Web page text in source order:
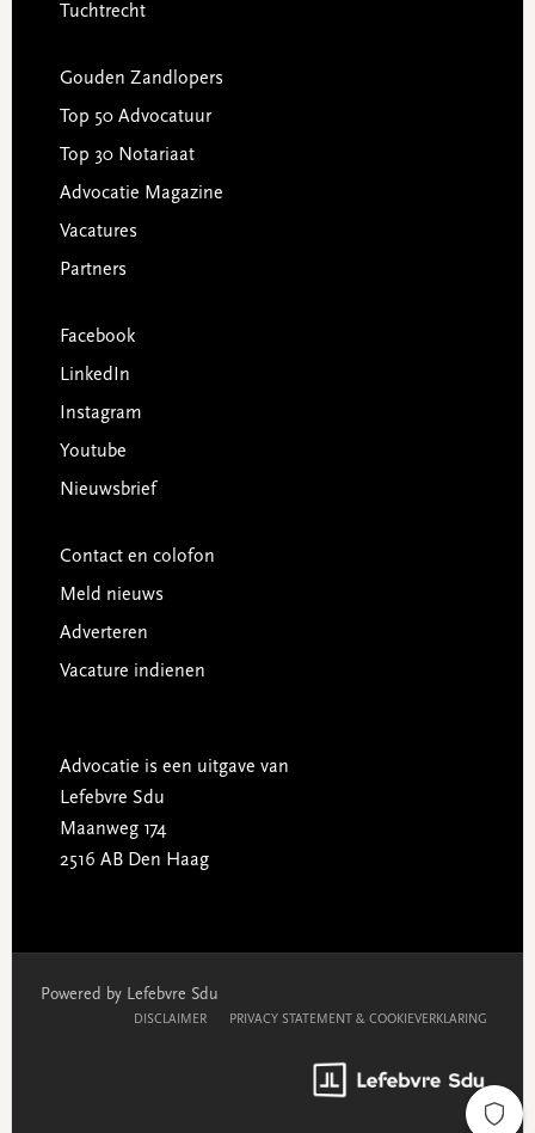
Tuchtrecht
Gouden Zandlopers
Top 50 Advocatuur
Top 30 Notariaat
Advocatie Magazine
Vacatures
Partners
Facebook
LinkedIn
Instagram
Youtube
Nieuwsbrief
Contact en colofon
Meld nieuws
Adverteren
Vacature indienen
Advocatie is een uitgave van
Lefebvre Sdu
Maanweg 174
2516 AB Den Haag
Powered by Lefebvre Sdu
DISCLAIMER PRIVACY STATEMENT & COOKIEVERKLARING